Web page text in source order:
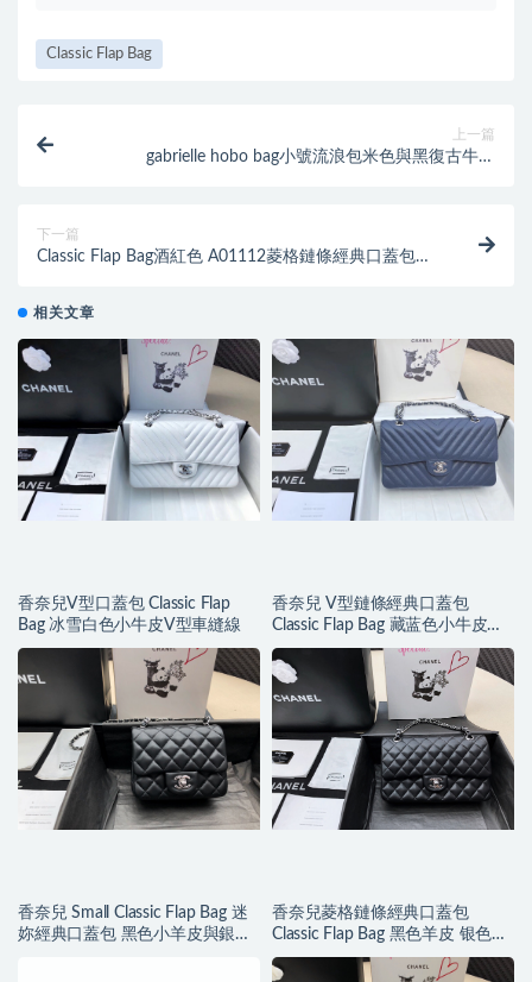
Classic Flap Bag
上一篇
gabrielle hobo bag小號流浪包米色與黑復古牛皮
下一篇
Classic Flap Bag酒紅色 A01112菱格鏈條經典口蓋包小
相关文章
香奈兒V型口蓋包 Classic Flap
Bag 冰雪白色小牛皮V型車縫線
香奈兒 V型鏈條經典口蓋包
Classic Flap Bag 藏蓝色小牛皮银
色金屬
香奈兒 Small Classic Flap Bag 迷
妳經典口蓋包 黑色小羊皮與銀色
香奈兒菱格鏈條經典口蓋包
Classic Flap Bag 黑色羊皮 银色金
屬